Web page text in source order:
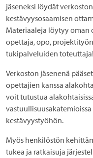
jäseneksi löydät
kestävyysosaamisen
Materiaaleja löytyy oman
opettaja, opo,
tukipalveluiden toteuttaja!
Verkoston jäsenenä
opettajien kanssa
voit tutustua
kestävyystyöhön.
Myös henkilöstön
tukea ja ratkaisuja